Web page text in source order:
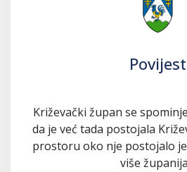
Povijest
Križevački župan se
da je već tada postojala
prostoru oko nje postojalo
više